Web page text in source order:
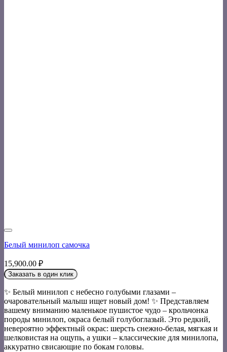
Белый минилоп самочка
15,900.00 ₽
Заказать в один клик
✨ Белый минилоп с небесно голубыми глазами –
очаровательный малыш ищет новый дом! ✨ Представляем
вашему вниманию маленькое пушистое чудо – крольчонка
породы минилоп, окраса белый голубоглазый. Это редкий,
невероятно эффектный окрас: шерсть снежно-белая, мягкая и
шелковистая на ощупь, а ушки – классические для минилопа,
аккуратно свисающие по бокам головы.